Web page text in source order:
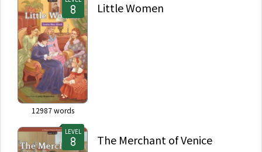
12987words
Little Women
LEVEL
The Merchant of Venice